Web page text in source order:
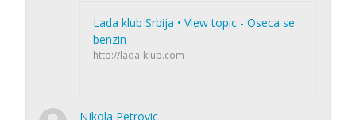
Lada klub Srbija • View topic - Oseca se
benzin
http://lada-klub.com
NIkola Petrovic